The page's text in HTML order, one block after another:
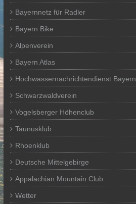
Bayernnetz für Radler
Bayern Bike
Alpenverein
Bayern Atlas
Hochwassernachrichtendienst Bayern
Schwarzwaldverein
Vogelsberger Höhenclub
Taunusklub
Rhoenklub
Deutsche Mittelgebirge
Appalachian Mountain Club
Wetter